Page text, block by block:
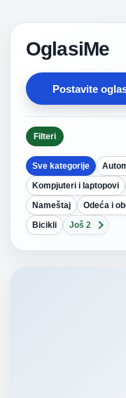
OglasiMe
Postavite
Filteri
Sve kategorije
Kompjuteri i laptopovi
Nameštaj
Odeća i
Bicikli
Još 2